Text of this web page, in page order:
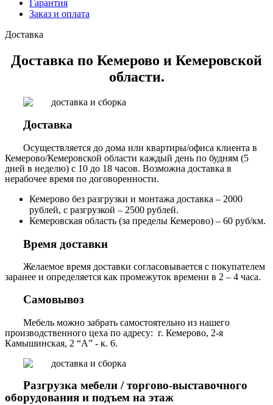
Гарантия
Заказ и оплата
Доставка
Доставка по Кемерово и Кемеровской
области.
Доставка
Осуществляется до дома или квартиры/офиса клиента в
Кемерово/Кемеровской области каждый день по будням (5
дней в неделю) с 10 до 18 часов. Возможна доставка в
нерабочее время по договоренности.
Кемерово без разгрузки и монтажа доставка – 2000
рублей, с разгрузкой – 2500 рублей.
Кемеровская область (за пределы Кемерово) – 60 руб/км.
Время доставки
Желаемое время доставки согласовывается с покупателем
заранее и определяется как промежуток времени в 2 – 4 часа.
Самовывоз
Мебель можно забрать самостоятельно из нашего
производственного цеха по адресу: г. Кемерово, 2-я
Камышинская, 2 “А” - к. 6.
Разгрузка мебели / торгово-выставочного
оборудования и подъем на этаж